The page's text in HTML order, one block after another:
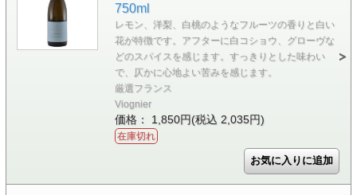
750ml
レモン、洋梨、白桃のようなフルーツの香りと白い
花が特徴です。アフターに白コショウ、グローヴな
どのスパイスを感じます。すっきりとした味わい
で、仄かに心地よい苦みを感じます。
厳選フランス
Viognier
価格： 1,850円(税込 2,035円)
在庫切れ